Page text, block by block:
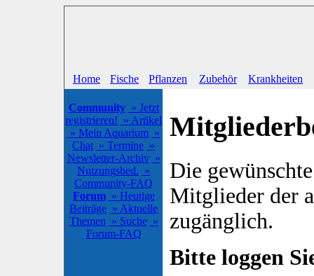
Home Fische Pflanzen Zubehör Krankheiten
Community » Jetzt
registrieren! » Artikel
» Mein Aquarium »
Chat » Termine »
Newsletter-Archiv »
Nutzungsbed. »
Community-FAQ
Forum » Heutige
Beiträge » Aktuelle
Themen » Suche »
Forum-FAQ
Die
Mitglieder der
zugänglich.
Bitte loggen